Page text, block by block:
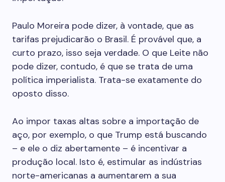
Paulo Moreira pode dizer, à vontade, que as
tarifas prejudicarão o Brasil. É provável que, a
curto prazo, isso seja verdade. O que Leite não
pode dizer, contudo, é que se trata de uma
política imperialista. Trata-se exatamente do
oposto disso.
Ao impor taxas altas sobre a importação de
aço, por exemplo, o que Trump está buscando
– e ele o diz abertamente – é incentivar a
produção local. Isto é, estimular as indústrias
norte-americanas a aumentarem a sua